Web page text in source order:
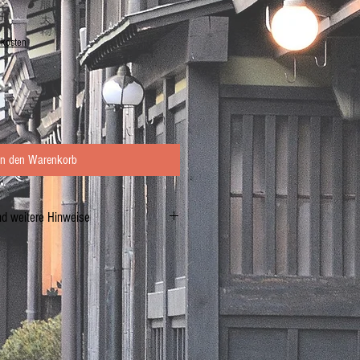
In den Warenkorb
weitere Hinweise